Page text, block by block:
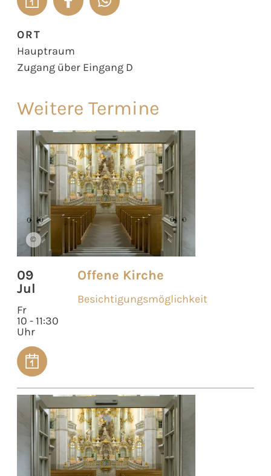
ORT
Hauptraum
Zugang über Eingang D
Weitere Termine
©
09
Jul
Fr
10 - 11:30
Uhr
Offene Kirche
Besichtigungsmöglichkeit